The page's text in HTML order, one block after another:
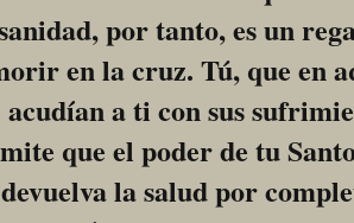
por tanto, es un
en la cruz. Tú, que en
acudían a ti con sus
que el poder de tu
la salud por